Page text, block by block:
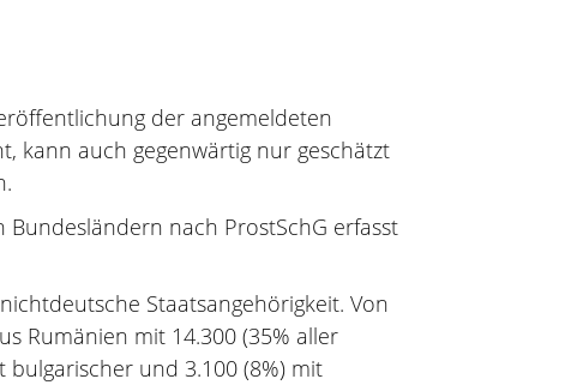
der angemeldeten
kann auch gegenwärtig nur geschätzt
nach ProstSchG erfasst
Staatsangehörigkeit. Von
Rumänien mit 14.300 (35% aller
und 3.100 (8%) mit